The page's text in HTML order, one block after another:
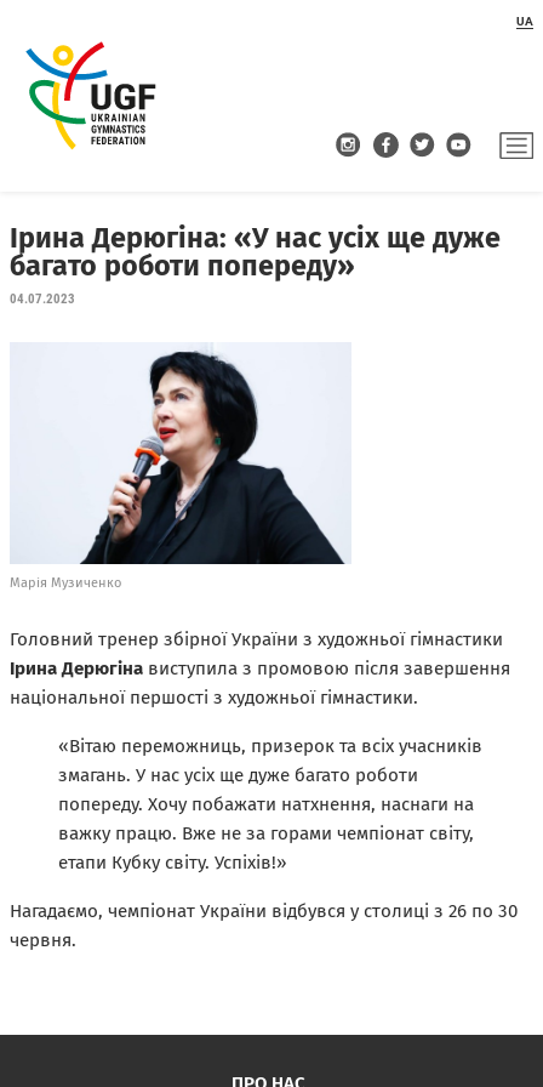
UA
Ірина Дерюгіна: «У нас усіх ще дуже
багато роботи попереду»
04.07.2023
Марія Музиченко
Головний тренер збірної України з художньої гімнастики
Ірина Дерюгіна виступила з промовою після завершення
національної першості з художньої гімнастики.
«Вітаю переможниць, призерок та всіх учасників
змагань. У нас усіх ще дуже багато роботи
попереду. Хочу побажати натхнення, наснаги на
важку працю. Вже не за горами чемпіонат світу,
етапи Кубку світу. Успіхів!»
Нагадаємо, чемпіонат України відбувся у столиці з 26 по 30
червня.